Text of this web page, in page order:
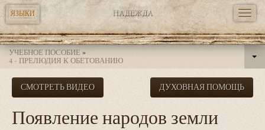
Перейти
основному
содержанию
ЯЗЫКИ
УЧЕБНОЕ ПОСОБИЕ»
4 - ПРЕЛЮДИЯ К ОБЕТОВАНИЮ
СМОТРЕТЬ ВИДЕО ДУХОВНАЯ ПОМОЩЬ
Появление народов земли